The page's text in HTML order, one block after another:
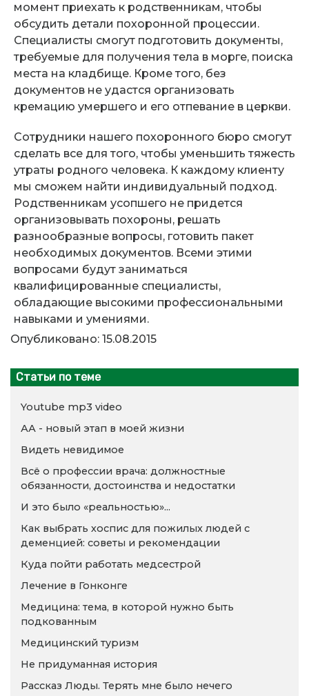
момент приехать к родственникам, чтобы
обсудить детали похоронной процессии.
Специалисты смогут подготовить документы,
требуемые для получения тела в морге, поиска
места на кладбище. Кроме того, без
документов не удастся организовать
кремацию умершего и его отпевание в церкви.
Сотрудники нашего похоронного бюро смогут
сделать все для того, чтобы уменьшить тяжесть
утраты родного человека. К каждому клиенту
мы сможем найти индивидуальный подход.
Родственникам усопшего не придется
организовывать похороны, решать
разнообразные вопросы, готовить пакет
необходимых документов. Всеми этими
вопросами будут заниматься
квалифицированные специалисты,
обладающие высокими профессиональными
навыками и умениями.
Опубликовано: 15.08.2015
Статьи по теме
Youtube mp3 video
АА - новый этап в моей жизни
Видеть невидимое
Всё о профессии врача: должностные
обязанности, достоинства и недостатки
И это было «реальностью»...
Как выбрать хоспис для пожилых людей с
деменцией: советы и рекомендации
Куда пойти работать медсестрой
Лечение в Гонконге
Медицина: тема, в которой нужно быть
подкованным
Медицинский туризм
Не придуманная история
Рассказ Люды. Терять мне было нечего